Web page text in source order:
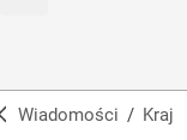
Wiadomości / Kraj